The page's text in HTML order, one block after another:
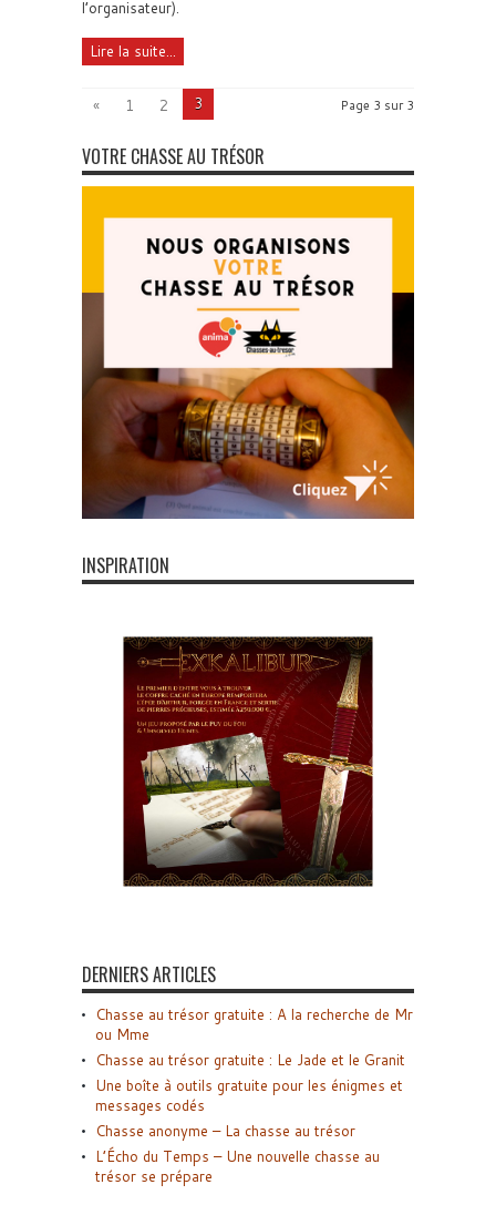
l’organisateur).
Lire la suite...
Page 3 sur 3
« 1 2 3
VOTRE CHASSE AU TRÉSOR
INSPIRATION
DERNIERS ARTICLES
Chasse au trésor gratuite : A la recherche de Mr
ou Mme
Chasse au trésor gratuite : Le Jade et le Granit
Une boîte à outils gratuite pour les énigmes et
messages codés
Chasse anonyme – La chasse au trésor
L’Écho du Temps – Une nouvelle chasse au
trésor se prépare